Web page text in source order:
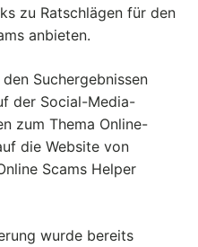
zu Ratschlägen für den
anbieten.
Suchergebnissen
der Social-Media-
zum Thema Online-
die Website von
Scams Helper
wurde bereits